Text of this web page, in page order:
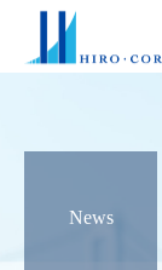
News